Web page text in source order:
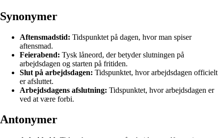
Synonymer
Aftensmadstid: Tidspunktet på dagen, hvor man spiser
aftensmad.
Feierabend: Tysk låneord, der betyder slutningen på
arbejdsdagen og starten på fritiden.
Slut på arbejdsdagen: Tidspunktet, hvor arbejdsdagen officielt
er afsluttet.
Arbejdsdagens afslutning: Tidspunktet, hvor arbejdsdagen er
ved at være forbi.
Antonymer